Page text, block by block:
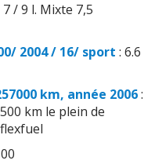
7 / 9 l. Mixte 7,5
2004 / 16/ sport : 6.6
km, année 2006:
km le plein de